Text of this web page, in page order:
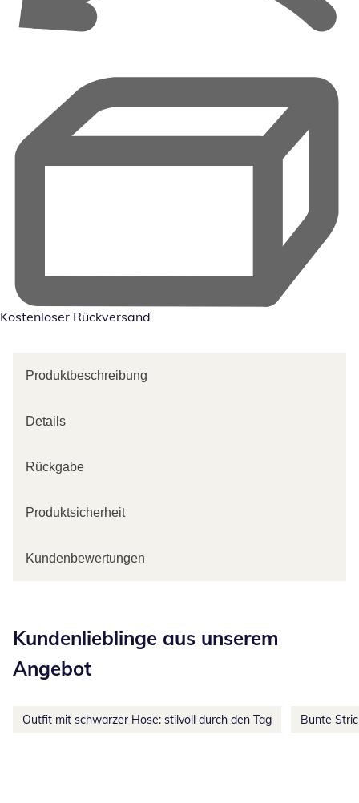
Kostenloser Rückversand
Produktbeschreibung
Details
Rückgabe
Produktsicherheit
Kundenbewertungen
Kundenlieblinge aus unserem
Angebot
Outfit mit schwarzer Hose: stilvoll durch den Tag Bunte